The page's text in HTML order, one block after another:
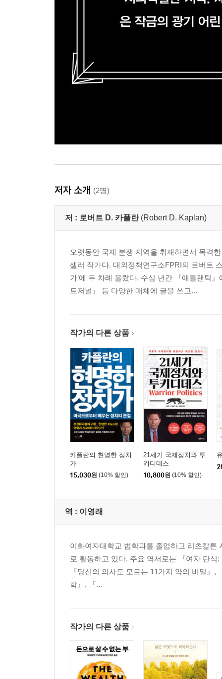
저자 소개 (2명)
저 : 로버트 D. 카플란 (Robert D. Kaplan)
오랫동안 국제 분쟁 지역을 취재하면서 목격
셀러 작가다. 대외정책연구소FPRI의 로버트
가’에 두 차례 올랐다. 수십 년간 『애틀랜틱
트저널』 등 다양한 매체에 글을 쓰고...
작가의 다른 상품
카플란의 현명한 정치
가
15,030원 (10% 할인)
21세기 국제정치와 투
키디데스
10,800원 (10% 할인)
역 : 이영래
이화여자대학교 법학과를 졸업하고 리츠칼
로 활동하고 있다. 주요 역서로는 『여자 단
『당신의 의사도 모르는 11가지 약의 비밀』
학』, 『...
작가의 다른 상품